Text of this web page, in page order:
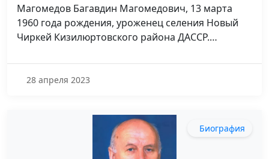
Магомедов Багавдин Магомедович, 13 марта
1960 года рождения, уроженец селения Новый
Чиркей Кизилюртовского района ДАССР.…
28 апреля 2023
Биография